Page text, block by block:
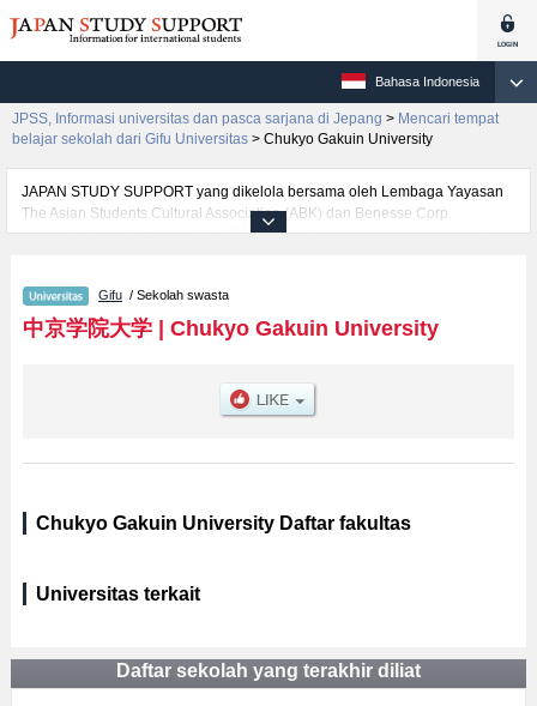
Bahasa Indonesia
JPSS, Informasi universitas dan pasca sarjana di Jepang > Mencari tempat
belajar sekolah dari Gifu Universitas > Chukyo Gakuin University
JAPAN STUDY SUPPORT yang dikelola bersama oleh Lembaga Yayasan
The Asian Students Cultural Association (ABK) dan Benesse Corp.
menyediakan informasi sekitar 1300 universitas, pascasarjana, universitas
informasi per fakultas seperti , serta berbagai informasi yang berguna bagi
mahasiswa(i) mancanegara seperti kuota untuk jumlah pendaftar dan
jumlah kelulusan ujian masuk mahasiswa(i) mancanegara, informasi
Gifu / Sekolah swasta
中京学院大学| Chukyo Gakuin University
Chukyo Gakuin University Daftar fakultas
Universitas terkait
Daftar sekolah yang terakhir diliat